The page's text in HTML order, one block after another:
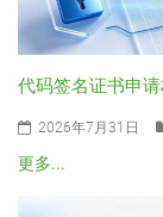
代码签名证书申
2026年7月31日
更多...